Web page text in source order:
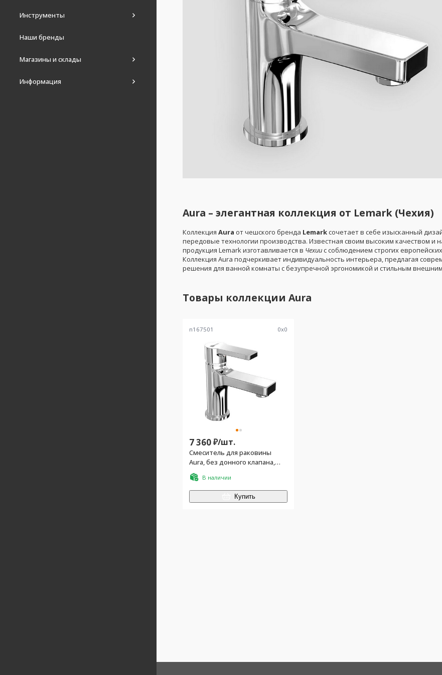
Инструменты
Наши бренды
Магазины и склады
Информация
Aura – элегантная коллекция от Lemark (Чехия)
Коллекция Aura от чешского бренда Lemarkсочетает в себе изысканный
передовые технологии производства. Известная своим высоким качеством и
продукция Lemark изготавливается в Чехиис соблюдением строгих
Коллекция Aura подчеркивает индивидуальность интерьера, предлагая
решения для ванной комнаты с безупречной эргономикой и стильным
Товары коллекции Aura
n167501 0x0
7 360₽/шт.
Смеситель для раковины
Aura, без донного клапана,
хром, ZZ
В наличии
Купить